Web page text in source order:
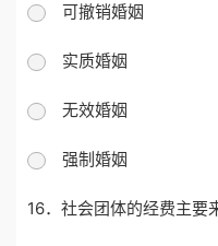
可撤销婚姻
实质婚姻
无效婚姻
强制婚姻
16．社会团体的经费主要